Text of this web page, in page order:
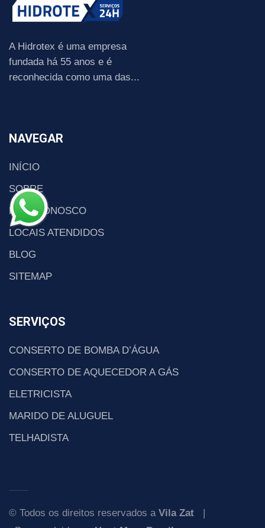
A Hidrotex é uma empresa
fundada há 55 anos e é
reconhecida como uma das...
NAVEGAR
INÍCIO
SOBRE
FALE CONOSCO
LOCAIS ATENDIDOS
BLOG
SITEMAP
SERVIÇOS
CONSERTO DE BOMBA D’ÁGUA
CONSERTO DE AQUECEDOR A GÁS
ELETRICISTA
MARIDO DE ALUGUEL
TELHADISTA
© Todos os direitos reservados a Vila Zat |